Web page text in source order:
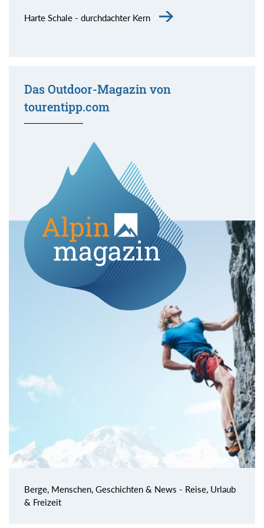
Harte Schale - durchdachter Kern
Das Outdoor-Magazin von
tourentipp.com
Berge, Menschen, Geschichten & News - Reise, Urlaub
& Freizeit